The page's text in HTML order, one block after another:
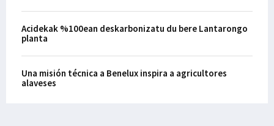
Acidekak %100ean deskarbonizatu du bere Lantarongo
planta
Una misión técnica a Benelux inspira a agricultores
alaveses